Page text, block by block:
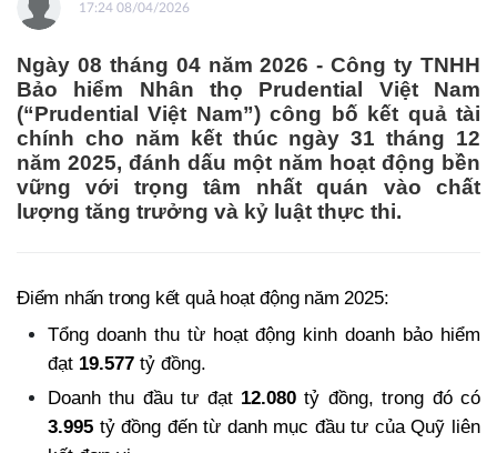
17:24 08/04/2026
Ngày 08 tháng 04 năm 2026 - Công ty TNHH
Bảo hiểm Nhân thọ Prudential Việt Nam
(“Prudential Việt Nam”) công bố kết quả tài
chính cho năm kết thúc ngày 31 tháng 12
năm 2025, đánh dấu một năm hoạt động bền
vững với trọng tâm nhất quán vào chất
lượng tăng trưởng và kỷ luật thực thi.
Điểm nhấn trong kết quả hoạt động năm 2025:
Tổng doanh thu từ hoạt động kinh doanh bảo hiểm
đạt 19.577 tỷ đồng.
Doanh thu đầu tư đạt 12.080 tỷ đồng, trong đó có
3.995 tỷ đồng đến từ danh mục đầu tư của Quỹ liên